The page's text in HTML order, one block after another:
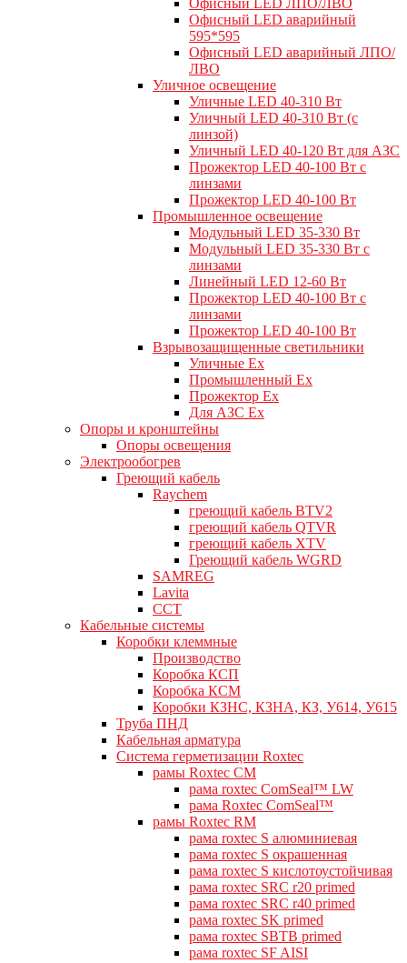
Офисный LED аварийный
595*595
Офисный LED аварийный ЛПО/
ЛВО
Уличное освещение
Уличные LED 40-310 Вт
Уличный LED 40-310 Вт (с
линзой)
Уличный LED 40-120 Вт для АЗС
Прожектор LED 40-100 Вт с
линзами
Прожектор LED 40-100 Вт
Промышленное освещение
Модульный LED 35-330 Вт
Модульный LED 35-330 Вт с
линзами
Линейный LED 12-60 Вт
Прожектор LED 40-100 Вт с
линзами
Прожектор LED 40-100 Вт
Взрывозащищенные светильники
Уличные Ex
Промышленный Ex
Прожектор Ex
Для АЗС Ex
Опоры и кронштейны
Опоры освещения
Электрообогрев
Греющий кабель
Raychem
греющий кабель BTV2
греющий кабель QTVR
греющий кабель XTV
Греющий кабель WGRD
SAMREG
Lavita
CCT
Кабельные системы
Коробки клеммные
Производство
Коробка КСП
Коробка КСМ
Коробки КЗНС, КЗНА, КЗ, У614, У615
Труба ПНД
Кабельная арматура
Система герметизации Roxtec
рамы Roxtec CM
рама roxtec ComSeal™ LW
рама Roxtec ComSeal™
рамы Roxtec RM
рама roxtec S алюминиевая
рама roxtec S окрашенная
рама roxtec S кислотоустойчивая
рама roxtec SRC r20 primed
рама roxtec SRC r40 primed
рама roxtec SK primed
рама roxtec SBTB primed
рама roxtec SF AISI